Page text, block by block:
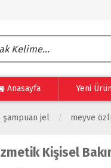
Anasayfa Yeni
şampuan jel meyve
Kişisel